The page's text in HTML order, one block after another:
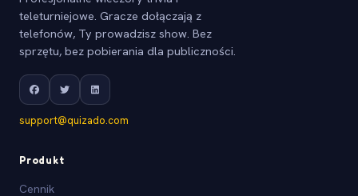
teleturniejowe. Gracze dołączają z
telefonów, Ty prowadzisz show. Bez
sprzętu, bez pobierania dla publiczności.
support@quizado.com
Produkt
Cennik